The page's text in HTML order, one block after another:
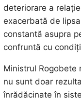
deteriorare a
exacerbată de
constantă asupra
confruntă cu
Ministrul Rogobete
nu sunt doar
înrădăcinate în